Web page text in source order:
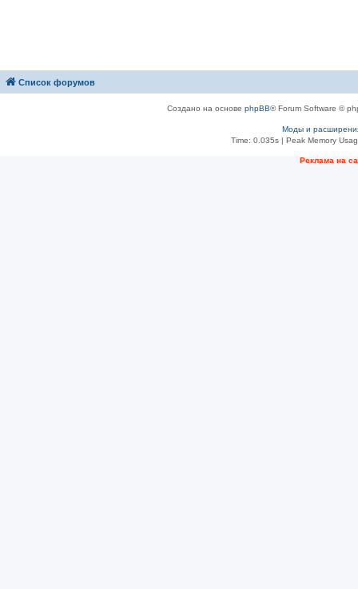
Список форумов
Создано на основе phpBB® Forum Software ©
Моды и
Time: 0.035s| Peak Memory
Рeклама на